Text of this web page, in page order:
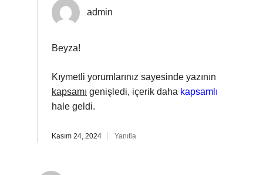
admin
Beyza!
Kıymetli yorumlarınız sayesinde yazının
kapsamı genişledi, içerik daha kapsamlı
hale geldi.
Kasım 24, 2024 Yanıtla